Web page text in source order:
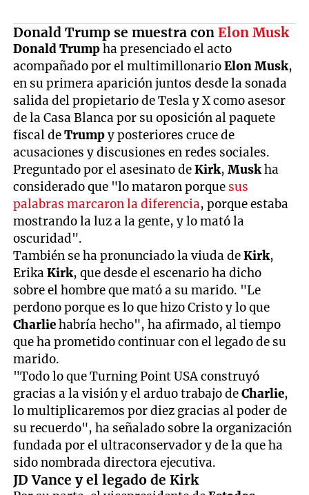
Donald Trump se muestra conElon Musk
Donald Trumpha presenciado el acto
acompañado por el multimillonarioElon Musk,
en su primera aparición juntos desde la sonada
salida del propietario de Tesla y X como asesor
de la Casa Blanca por su oposición al paquete
fiscal deTrumpy posteriores cruce de
acusaciones y discusiones en redes sociales.
Preguntado por el asesinato deKirk,Muskha
considerado que "lo mataron porque sus
palabras marcaron la diferencia, porque estaba
mostrando la luz a la gente, y lo mató la
oscuridad".
También se ha pronunciado la viuda deKirk,
ErikaKirk, que desde el escenario ha dicho
sobre el hombre que mató a su marido. "Le
perdono porque es lo que hizo Cristo y lo que
Charliehabría hecho", ha afirmado, al tiempo
que ha prometido continuar con el legado de su
marido.
"Todo lo que Turning Point USA construyó
gracias a la visión y el arduo trabajo deCharlie,
lo multiplicaremos por diez gracias al poder de
su recuerdo", ha señalado sobre la organización
fundada por el ultraconservador y de la que ha
sido nombrada directora ejecutiva.
JD Vance y el legado de Kirk